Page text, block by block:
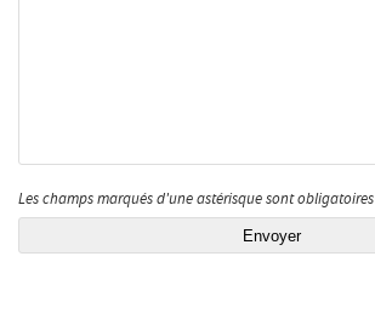
Les champs marqués d'une astérisque sont obligatoires